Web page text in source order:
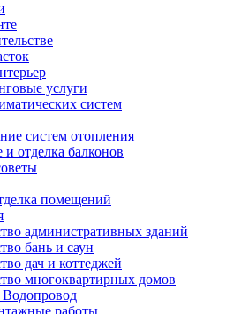
услуги
систем
систем отопления
и отделка балконов
помещений
административных зданий
бань и саун
дач и коттеджей
многоквартирных домов
Водопровод